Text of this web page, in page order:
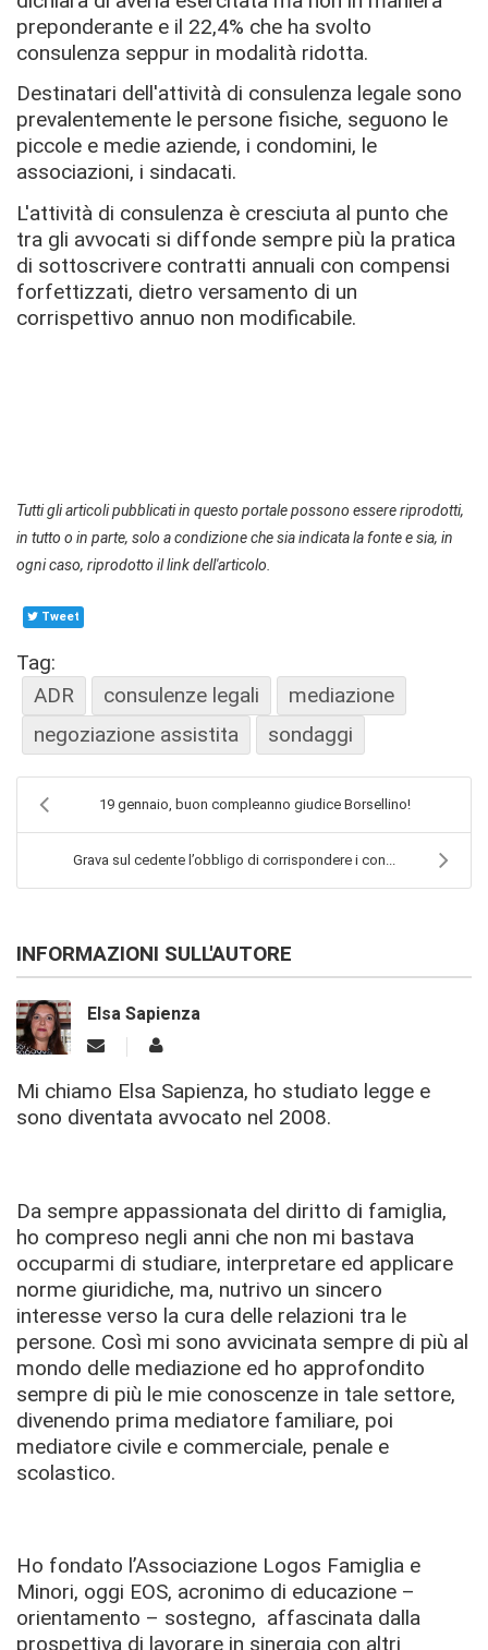
preponderante e il 22,4% che ha svolto
consulenza seppur in modalità ridotta.
Destinatari dell'attività di consulenza legale sono
prevalentemente le persone fisiche, seguono le
piccole e medie aziende, i condomini, le
associazioni, i sindacati.
L'attività di consulenza è cresciuta al punto che
tra gli avvocati si diffonde sempre più la pratica
di sottoscrivere contratti annuali con compensi
forfettizzati, dietro versamento di un
corrispettivo annuo non modificabile.
Tutti gli articoli pubblicati in questo portale possono essere riprodotti,
in tutto o in parte, solo a condizione che sia indicata la fonte e sia, in
ogni caso, riprodotto il link dell'articolo.
Tweet
Tag:
ADR
consulenze legali
mediazione
negoziazione assistita
sondaggi
19 gennaio, buon compleanno giudice Borsellino!
Grava sul cedente l’obbligo di corrispondere i con...
INFORMAZIONI SULL'AUTORE
Elsa Sapienza
Mi chiamo Elsa Sapienza, ho studiato legge e
sono diventata avvocato nel 2008.
Da sempre appassionata del diritto di famiglia,
ho compreso negli anni che non mi bastava
occuparmi di studiare, interpretare ed applicare
norme giuridiche, ma, nutrivo un sincero
interesse verso la cura delle relazioni tra le
persone. Così mi sono avvicinata sempre di più al
mondo delle mediazione ed ho approfondito
sempre di più le mie conoscenze in tale settore,
divenendo prima mediatore familiare, poi
mediatore civile e commerciale, penale e
scolastico.
Ho fondato l’Associazione Logos Famiglia e
Minori, oggi EOS, acronimo di educazione –
orientamento – sostegno, affascinata dalla
prospettiva di lavorare in sinergia con altri